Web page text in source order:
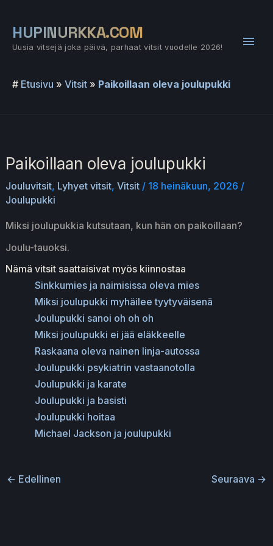
sisältöön
HUPINURKKA.COM
Uusia vitsejä joka päivä, parhaat vitsit vuodelle 2026!
# Etusivu » Vitsit » Paikoillaan oleva joulupukki
Paikoillaan oleva joulupukki
Jouluvitsit, Lyhyet vitsit, Vitsit/ 18 heinäkuun, 2026 /
Joulupukki
Miksi joulupukkia kutsutaan, kun hän on paikoillaan?
Joulu-tauoksi.
Nämä vitsit saattaisivat myös kiinnostaa
Sinkkumies ja naimisissa oleva mies
Miksi joulupukki myhäilee tyytyväisenä
Joulupukki sanoi oh oh oh
Miksi joulupukki ei jää eläkkeelle
Raskaana oleva nainen linja-autossa
Joulupukki psykiatrin vastaanotolla
Joulupukki ja karate
Joulupukki ja basisti
Joulupukki hoitaa
Michael Jackson ja joulupukki
← Edellinen Seuraava →